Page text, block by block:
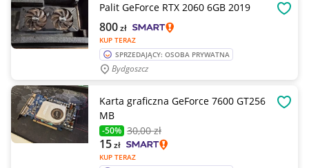
Palit GeForce RTX 2060 6GB 2019
KUP TERAZ
800zł
SPRZEDAJĄCY: OSOBA PRYWATNA
Bydgoszcz
Karta graficzna GeForce 7600 GT256
MB
-50% 30,00 zł
KUP TERAZ
15zł